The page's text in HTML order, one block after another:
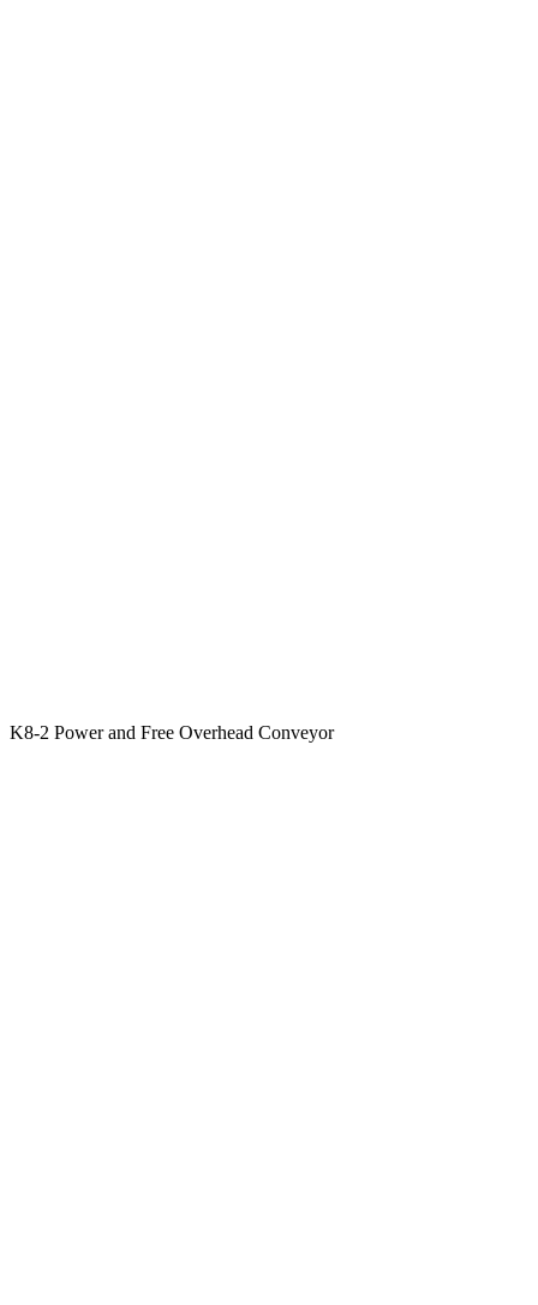
K8-2 Power and Free Overhead Conveyor